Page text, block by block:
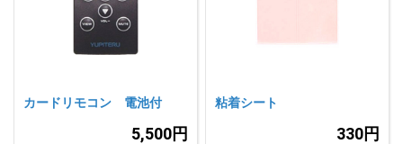
カードリモコン 電池付
5,500円
粘着シート
330円